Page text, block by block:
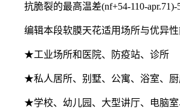
抗脆裂的最高温差(nf+54-110-apr.71)-
编辑本段软膜天花适用场所与优异
★工业场所和医院、防疫站、诊所
★私人居所、别墅、公寓、浴室、厨
★学校、幼儿园、大型讲厅、电脑